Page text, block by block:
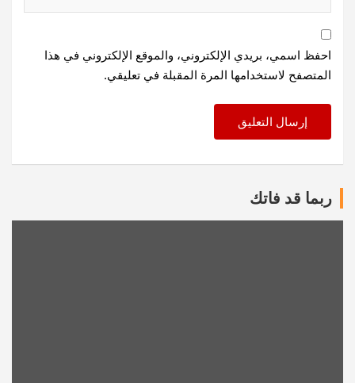
احفظ اسمي، بريدي الإلكتروني، والموقع الإلكتروني في هذا
المتصفح لاستخدامها المرة المقبلة في تعليقي.
ربما قد فاتك